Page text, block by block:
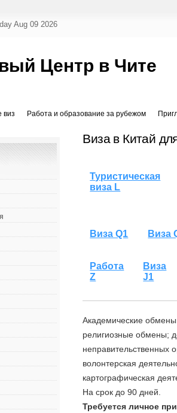
Aug 09 2026
Центр в Чите
виз Работа и образование за рубежом
Виза в Китай
Туристическая
виза L
Виза Q1 Виза
Работа
Z
Виза
J1
Академические
религиозные обмены;
неправительственных
волонтерская
картографическая
На срок до 90 дней.
Требуется личное